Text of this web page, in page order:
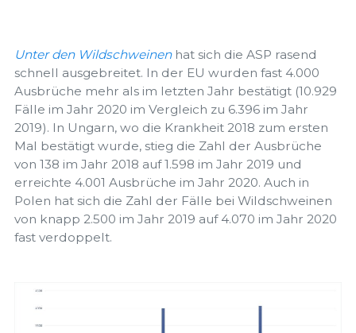
Unter den Wildschweinenhat sich die ASP rasend
schnell ausgebreitet. In der EU wurden fast 4.000
Ausbrüche mehr als im letzten Jahr bestätigt (10.929
Fälle im Jahr 2020 im Vergleich zu 6.396 im Jahr
2019). In Ungarn, wo die Krankheit 2018 zum ersten
Mal bestätigt wurde, stieg die Zahl der Ausbrüche
von 138 im Jahr 2018 auf 1.598 im Jahr 2019 und
erreichte 4.001 Ausbrüche im Jahr 2020. Auch in
Polen hat sich die Zahl der Fälle bei Wildschweinen
von knapp 2.500 im Jahr 2019 auf 4.070 im Jahr 2020
fast verdoppelt.